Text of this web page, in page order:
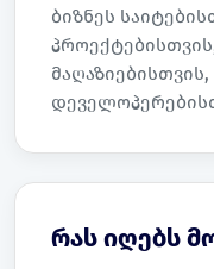
ბიზნეს
პროექტებისთვის,
მაღაზიებისთვის,
რას იღებს